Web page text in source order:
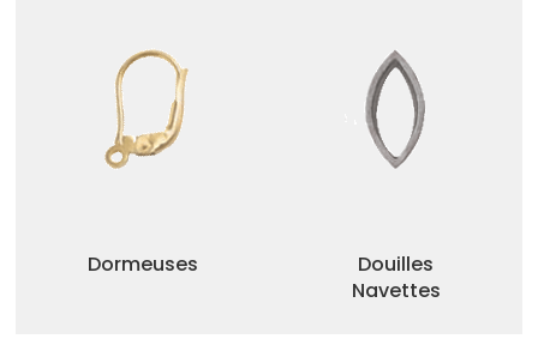
Dormeuses
Douilles
Navettes